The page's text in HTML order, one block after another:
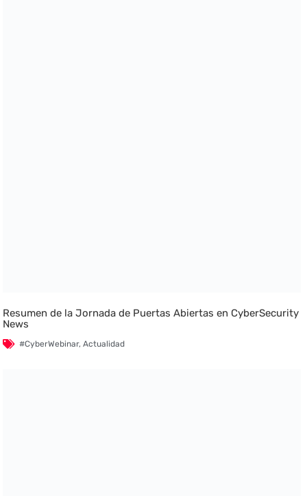
Resumen de la Jornada de Puertas Abiertas en CyberSecurity
News
#CyberWebinar,Actualidad